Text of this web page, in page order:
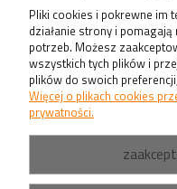
Pliki cookies i pokrewne im
działanie strony i
potrzeb. Możesz
wszystkich tych plików i
plików do swoich
Więcej o plikach cookies
prywatności.